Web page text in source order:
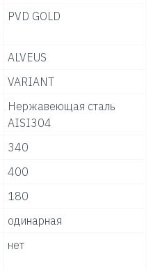
PVD GOLD
ALVEUS
VARIANT
Нержавеющая сталь
AISI304
340
400
180
одинарная
нет